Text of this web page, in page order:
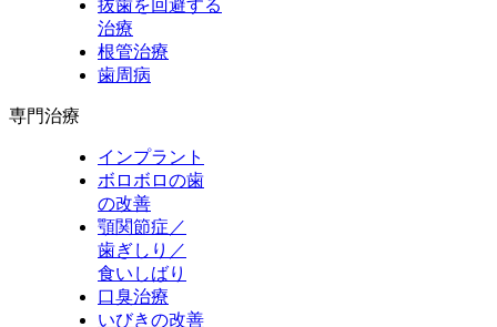
抜歯を回避する
治療
根管治療
歯周病
専門治療
インプラント
ボロボロの歯
の改善
顎関節症／
歯ぎしり／
食いしばり
口臭治療
いびきの改善